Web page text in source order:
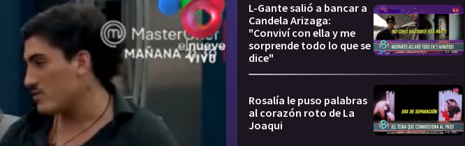
L-Gante salió a bancar a
Candela Arizaga:
"Conviví con ella y me
sorprende todo lo que se
dice"
Rosalía le puso palabras
al corazón roto de La
Joaqui